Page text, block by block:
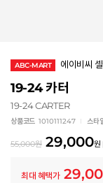
ABC-MART 에이비씨
19-24 카터
19-24 CARTER
상품코드 1010111247 스타
55,000원 29,000원
최대 혜택가